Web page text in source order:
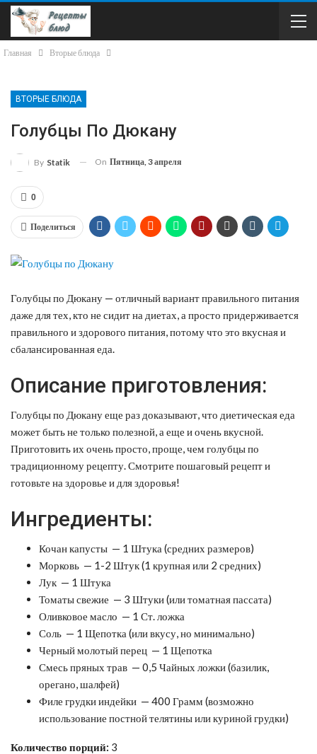
Главная Вторые блюда
ВТОРЫЕ БЛЮДА
Голубцы По Дюкану
By Statik On Пятница, 3 апреля
0
Поделиться
Голубцы по Дюкану — отличный вариант правильного питания
даже для тех, кто не сидит на диетах, а просто придерживается
правильного и здорового питания, потому что это вкусная и
сбалансированная еда.
Описание приготовления:
Голубцы по Дюкану еще раз доказывают, что диетическая еда
может быть не только полезной, а еще и очень вкусной.
Приготовить их очень просто, проще, чем голубцы по
традиционному рецепту. Смотрите пошаговый рецепт и
готовьте на здоровье и для здоровья!
Ингредиенты:
Кочан капусты — 1 Штука (средних размеров)
Морковь — 1-2 Штук (1 крупная или 2 средних)
Лук — 1 Штука
Томаты свежие — 3 Штуки (или томатная пассата)
Оливковое масло — 1 Ст. ложка
Соль — 1 Щепотка (или вкусу, но минимально)
Черный молотый перец — 1 Щепотка
Смесь пряных трав — 0,5 Чайных ложки (базилик,
орегано, шалфей)
Филе грудки индейки — 400 Грамм (возможно
использование постной телятины или куриной грудки)
Количество порций: 3